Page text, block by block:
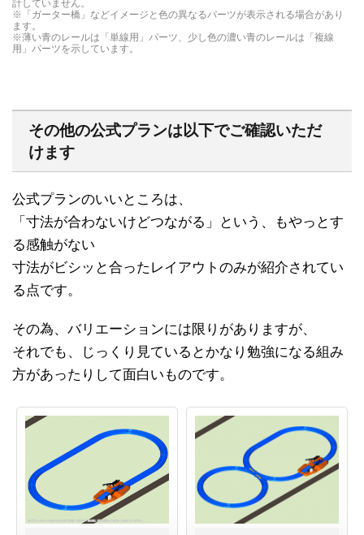
計していません。
※「ガーター橋」などイメージと色の異なるパーツが表示される場合があり
ます。
※薄い青のレールは「単線用」パーツ、少し色の濃い青のレールは「複線
用」パーツを示しています。
その他の公式プランは以下でご確認いただ
けます
公式プランのいいところは、
「寸法が合わないけどつながる」という、もやっとす
る感触がない
寸法がビシッと合ったレイアウトのみが紹介されてい
る点です。
その為、バリエーションには限りがありますが、
それでも、じっくり見ているとかなり勉強になる組み
方があったりして面白いものです。